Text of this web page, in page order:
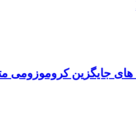
جایگزین کروموزومی